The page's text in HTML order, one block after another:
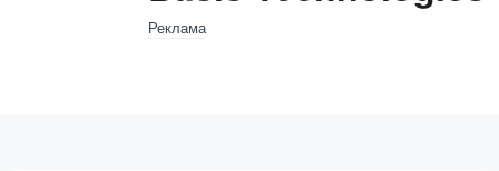
Реклама